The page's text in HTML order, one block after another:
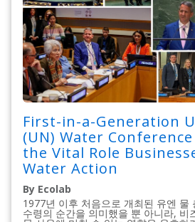
First-in-a-Generation
(UN) Water
the Vital Role
Water Action
By Ecolab
1977년 이후 처음으로 개최된 유엔 물
수령의 순간을 의미했을 뿐 아니라, 비